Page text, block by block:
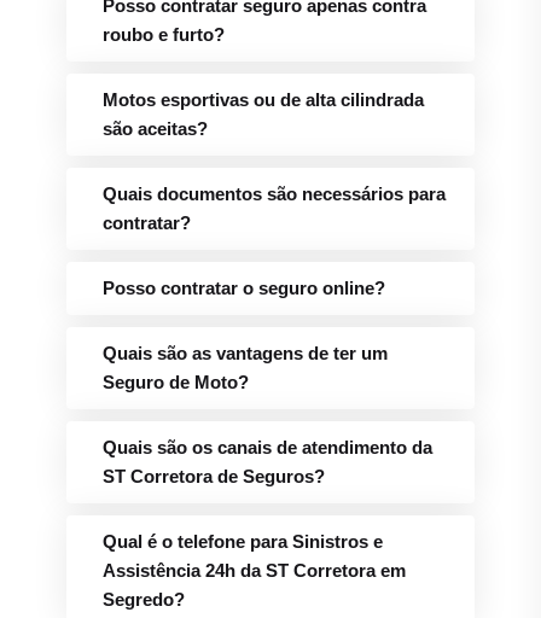
Posso contratar seguro apenas contra
roubo e furto?
Motos esportivas ou de alta cilindrada
são aceitas?
Quais documentos são necessários para
contratar?
Posso contratar o seguro online?
Quais são as vantagens de ter um
Seguro de Moto?
Quais são os canais de atendimento da
ST Corretora de Seguros?
Qual é o telefone para Sinistros e
Assistência 24h da ST Corretora em
Segredo?